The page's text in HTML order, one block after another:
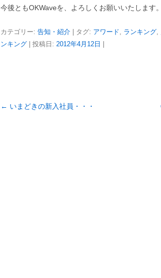
今後ともOKWaveを、よろしくお願いいたします。
カテゴリー: 告知・紹介 | タグ: アワード, ランキング,
ンキング | 投稿日: 2012年4月12日
投
← いまどきの新入社員・・・